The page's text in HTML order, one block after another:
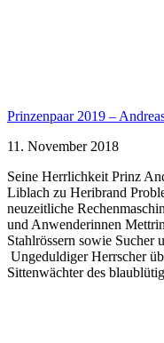
Prinzenpaar 2019 –
11. November 2018
Seine Herrlichkeit Prinz
Liblach zu Heribrand
neuzeitliche
und Anwenderinnen
Stahlrössern sowie Sucher
Ungeduldiger Herrscher
Sittenwächter des